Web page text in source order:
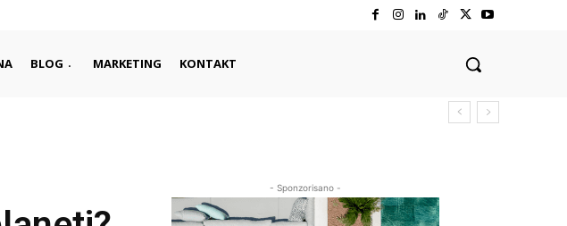
BLOG MARKETING KONTAKT
- Sponzorisano -